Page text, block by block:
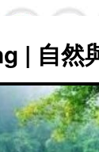
| 自然